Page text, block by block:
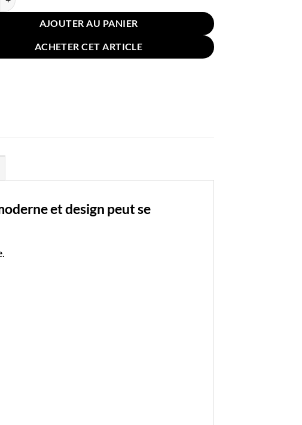
AJOUTER AU PANIER
ACHETER CET ARTICLE
et design peut se